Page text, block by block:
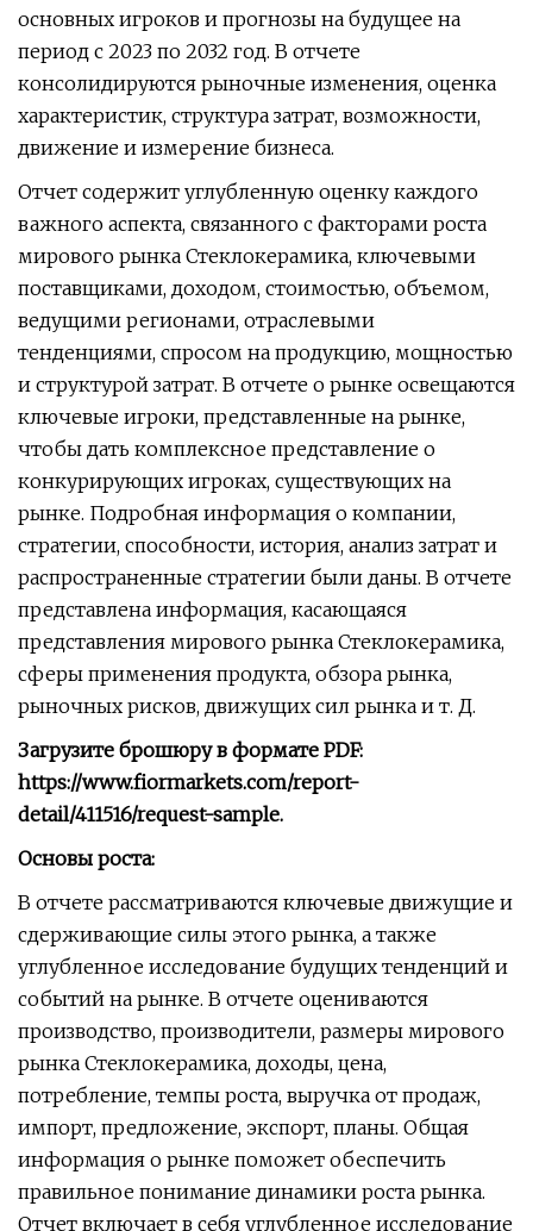
основных игроков и прогнозы на будущее на
период с 2023 по 2032 год. В отчете
консолидируются рыночные изменения, оценка
характеристик, структура затрат, возможности,
движение и измерение бизнеса.
Отчет содержит углубленную оценку каждого
важного аспекта, связанного с факторами роста
мирового рынка Стеклокерамика, ключевыми
поставщиками, доходом, стоимостью, объемом,
ведущими регионами, отраслевыми
тенденциями, спросом на продукцию, мощностью
и структурой затрат. В отчете о рынке освещаются
ключевые игроки, представленные на рынке,
чтобы дать комплексное представление о
конкурирующих игроках, существующих на
рынке. Подробная информация о компании,
стратегии, способности, история, анализ затрат и
распространенные стратегии были даны. В отчете
представлена ​​информация, касающаяся
представления мирового рынка Стеклокерамика,
сферы применения продукта, обзора рынка,
рыночных рисков, движущих сил рынка и т. Д.
Загрузите брошюру в формате PDF:
https://www.fiormarkets.com/report-
detail/411516/request-sample.
Основы роста:
В отчете рассматриваются ключевые движущие и
сдерживающие силы этого рынка, а также
углубленное исследование будущих тенденций и
событий на рынке. В отчете оцениваются
производство, производители, размеры мирового
рынка Стеклокерамика, доходы, цена,
потребление, темпы роста, выручка от продаж,
импорт, предложение, экспорт, планы. Общая
информация о рынке поможет обеспечить
правильное понимание динамики роста рынка.
Отчет включает в себя углубленное исследование